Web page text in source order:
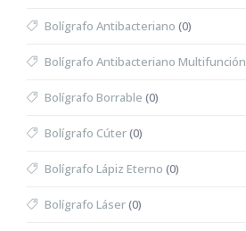
Bolígrafo Antibacteriano (0)
Bolígrafo Antibacteriano Multifunción
Bolígrafo Borrable (0)
Bolígrafo Cúter(0)
Bolígrafo Lápiz Eterno (0)
Bolígrafo Láser(0)